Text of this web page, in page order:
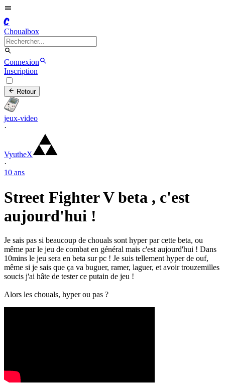
C
Choualbox
Connexion
Inscription
Retour
jeux-video
·
VyutheX
·
10 ans
Street Fighter V beta , c'est
aujourd'hui !
Je sais pas si beaucoup de chouals sont hyper par cette beta, ou
même par le jeu de combat en général mais c'est aujourd'hui ! Dans
10mins le jeu sera en beta sur pc ! Je suis tellement hyper de ouf,
même si je sais que ça va buguer, ramer, laguer, et avoir trouzemilles
soucis j'ai hâte de tester ce putain de jeu !
Alors les chouals, hyper ou pas ?